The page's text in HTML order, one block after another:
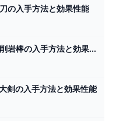
の入手方法と効果性能
青ヒノックス削岩棒の入手方法と効果性能
剣の入手方法と効果性能